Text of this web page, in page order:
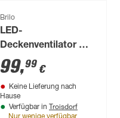
Brilo
LED-
Deckenventilator mit
Beleuchtung 'Air'
6400 lm RGB -
tunable white Ø 48 x
150 cm
99,99 €
Keine Lieferung nach
Hause
Verfügbar in Troisdorf